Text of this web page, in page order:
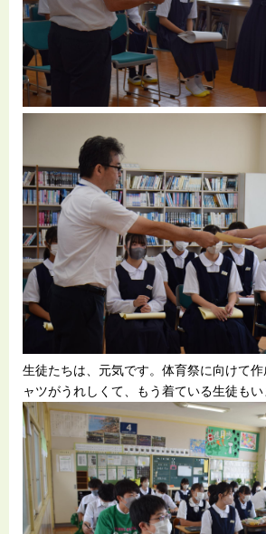
生徒たちは、元気です。体育祭に向けて
ャツがうれしくて、もう着ている生徒もい